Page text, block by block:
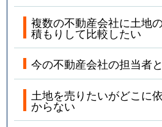
複数の不動産会社に土地
積もりして比較したい
今の不動産会社の担当者
土地を売りたいがどこに
からない